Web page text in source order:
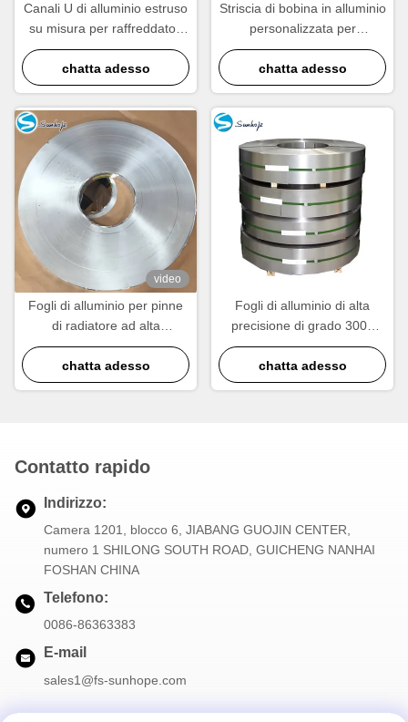
Canali U di alluminio estruso
su misura per raffreddatori
d'olio leggeri ad alta
conduttività termica
chatta adesso
Striscia di bobina in alluminio
personalizzata per
condensatore radiatore con
elevata conducibilità termica
chatta adesso
video
Fogli di alluminio per pinne
di radiatore ad alta
conduttività termica
chatta adesso
Fogli di alluminio di alta
precisione di grado 3003
progettati per le pinne del
radiatore
chatta adesso
Contatto rapido
Indirizzo:
Camera 1201, blocco 6, JIABANG GUOJIN CENTER,
numero 1 SHILONG SOUTH ROAD, GUICHENG NANHAI
FOSHAN CHINA
Telefono:
0086-86363383
E-mail
sales1@fs-sunhope.com